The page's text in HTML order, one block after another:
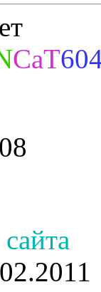
CaT